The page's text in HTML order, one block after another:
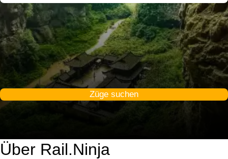
Züge suchen
Über Rail.Ninja